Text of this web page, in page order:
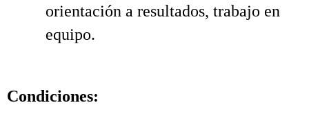
orientación a resultados, trabajo en
equipo.
Condiciones: